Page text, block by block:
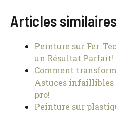
Articles
Peinture sur Fer:
un Résultat Parfait!
Comment
Astuces infaillibles
pro!
Peinture sur